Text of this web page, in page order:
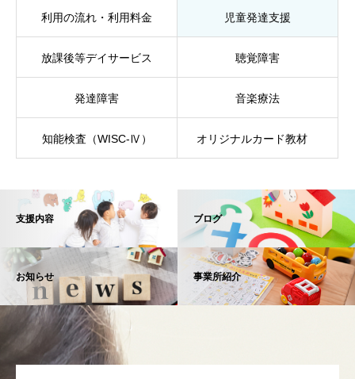
利用の流れ・利用料金 児童発達支援
放課後等デイサービス 聴覚障害
発達障害 音楽療法
知能検査（WISC-Ⅳ） オリジナルカード教材
支援内容 ブログ
お知らせ 事業所紹介